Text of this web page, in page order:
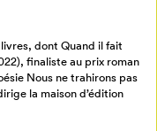
dont Quand il fait
finaliste au prix roman
Nous ne trahirons pas
la maison d’édition